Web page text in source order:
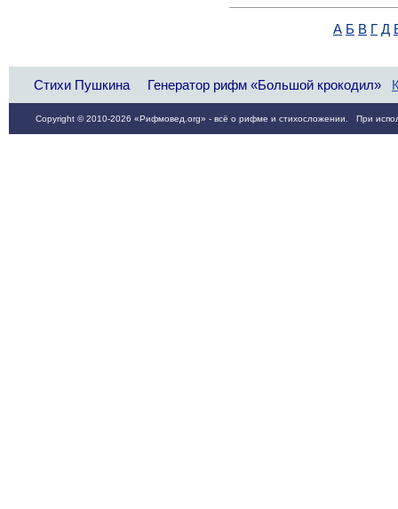
А Б В Г Д
Стихи Пушкина Генератор рифм «Большой крокодил»
Copyright © 2010-2026 «Рифмовед.org» - всё о рифме и стихосложении. При